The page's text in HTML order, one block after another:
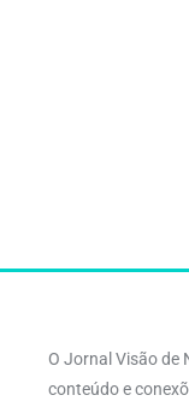
O Jornal Visão de
conteúdo e